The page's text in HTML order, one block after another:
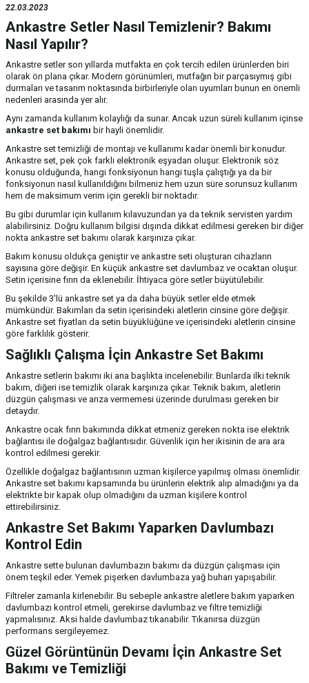
22.03.2023
Ankastre Setler Nasıl Temizlenir? Bakımı
Nasıl Yapılır?
Ankastre setler son yıllarda mutfakta en çok tercih edilen ürünlerden biri
olarak ön plana çıkar. Modern görünümleri, mutfağın bir parçasıymış gibi
durmaları ve tasarım noktasında birbirleriyle olan uyumları bunun en önemli
nedenleri arasında yer alır.
Aynı zamanda kullanım kolaylığı da sunar. Ancak uzun süreli kullanım içinse
ankastre set bakımı bir hayli önemlidir.
Ankastre set temizliği de montajı ve kullanımı kadar önemli bir konudur.
Ankastre set, pek çok farklı elektronik eşyadan oluşur. Elektronik söz
konusu olduğunda, hangi fonksiyonun hangi tuşla çalıştığı ya da bir
fonksiyonun nasıl kullanıldığını bilmeniz hem uzun süre sorunsuz kullanım
hem de maksimum verim için gerekli bir noktadır.
Bu gibi durumlar için kullanım kılavuzundan ya da teknik servisten yardım
alabilirsiniz. Doğru kullanım bilgisi dışında dikkat edilmesi gereken bir diğer
nokta ankastre set bakımı olarak karşınıza çıkar.
Bakım konusu oldukça geniştir ve ankastre seti oluşturan cihazların
sayısına göre değişir. En küçük ankastre set davlumbaz ve ocaktan oluşur.
Setin içerisine fırın da eklenebilir. İhtiyaca göre setler büyütülebilir.
Bu şekilde 3'lü ankastre set ya da daha büyük setler elde etmek
mümkündür. Bakımları da setin içerisindeki aletlerin cinsine göre değişir.
Ankastre set fiyatları da setin büyüklüğüne ve içerisindeki aletlerin cinsine
göre farklılık gösterir.
Sağlıklı Çalışma İçin Ankastre Set Bakımı
Ankastre setlerin bakımı iki ana başlıkta incelenebilir. Bunlarda ilki teknik
bakım, diğeri ise temizlik olarak karşınıza çıkar. Teknik bakım, aletlerin
düzgün çalışması ve arıza vermemesi üzerinde durulması gereken bir
detaydır.
Ankastre ocak fırın bakımında dikkat etmeniz gereken nokta ise elektrik
bağlantısı ile doğalgaz bağlantısıdır. Güvenlik için her ikisinin de ara ara
kontrol edilmesi gerekir.
Özellikle doğalgaz bağlantısının uzman kişilerce yapılmış olması önemlidir.
Ankastre set bakımı kapsamında bu ürünlerin elektrik alıp almadığını ya da
elektrikte bir kapak olup olmadığını da uzman kişilere kontrol
ettirebilirsiniz.
Ankastre Set Bakımı Yaparken Davlumbazı
Kontrol Edin
Ankastre sette bulunan davlumbazın bakımı da düzgün çalışması için
önem teşkil eder. Yemek pişerken davlumbaza yağ buharı yapışabilir.
Filtreler zamanla kirlenebilir. Bu sebeple ankastre aletlere bakım yaparken
davlumbazı kontrol etmeli, gerekirse davlumbaz ve filtre temizliği
yapmalısınız. Aksi halde davlumbaz tıkanabilir. Tıkanırsa düzgün
performans sergileyemez.
Güzel Görüntünün Devamı İçin Ankastre Set
Bakımı ve Temizliği